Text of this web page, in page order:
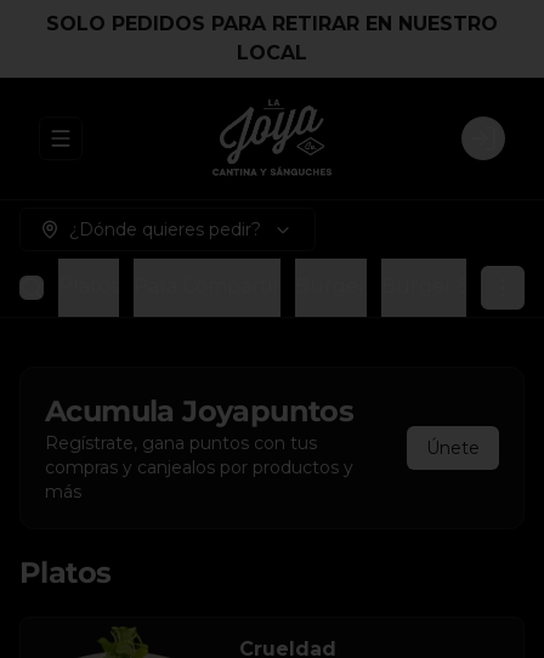
SOLO PEDIDOS PARA RETIRAR EN NUESTRO
LOCAL
Abrir menu de navegación Login
¿Dónde quieres pedir?
AcumulaJoyapuntos
Regístrate, gana puntos con tus
compras y canjealos por productos y
más
Únete
Platos
Crueldad